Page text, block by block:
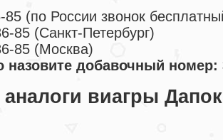
85 (по России звонок
85 (Санкт-Петербург)
85 (Москва)
назовите добавочный номер:
виагры